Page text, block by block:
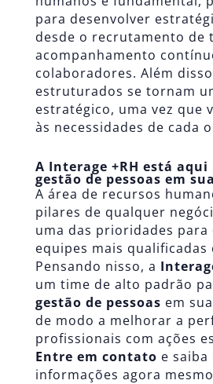
para desenvolver
desde o recrutamento de
acompanhamento
colaboradores. Além
estruturados se tornam
estratégico, uma vez que
às necessidades de cada
A Interage +RH está
gestão de pessoas em
A área de recursos
pilares de qualquer
uma das prioridades
equipes mais qualificadas
Pensando nisso, a
um time de alto padrão
gestão de pessoas em
de modo a melhorar a
profissionais com ações
Entre em contato e saiba
informações agora